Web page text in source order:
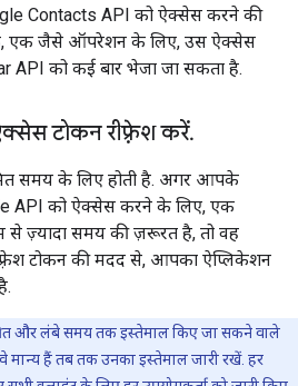
Contacts API को ऐक्सेस करने की
एक जैसे ऑपरेशन के लिए, उस ऐक्सेस
API को कई बार भेजा जा सकता है.
टोकन रीफ़्रेश करें.
समय के लिए होती है. अगर आपके
API को ऐक्सेस करने के लिए, एक
से ज़्यादा समय की ज़रूरत है, तो वह
टोकन की मदद से, आपका ऐप्लिकेशन
और लंबे समय तक इस्तेमाल किए जा सकने वाले
हैं तब तक उनका इस्तेमाल जारी रखें. हर